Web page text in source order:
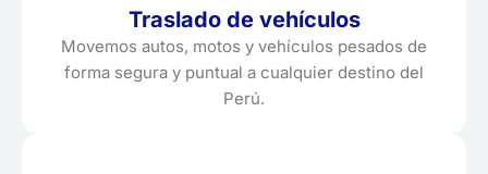
Traslado de vehículos
Movemos autos, motos y vehículos pesados de
forma segura y puntual a cualquier destino del
Perú.